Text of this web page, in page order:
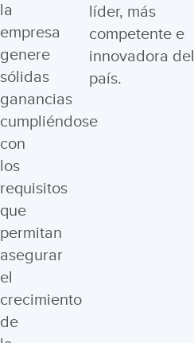
la
empresa
genere
sólidas
ganancias
cumpliéndose
con
los
requisitos
que
permitan
asegurar
el
crecimiento
de
líder, más
competente e
innovadora del
país.